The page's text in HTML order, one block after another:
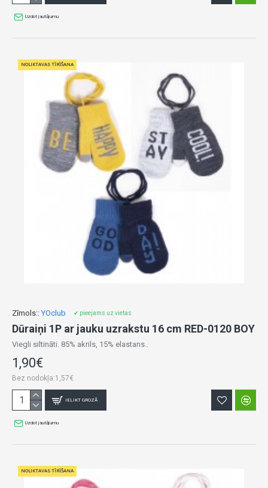
Uzdot jautājumu
NOLIKTAVAS TĪRĪŠANA
Zīmols:: YOclub ✔ pieejams uz vietas
Dūraiņi 1P ar jauku uzrakstu 16 cm RED-0120 BOY
Viegli siltināti. 85% akrils, 15% elastans..
1,90€
Bez nodokļa:1,57€
IELIKT GROZĀ
Uzdot jautājumu
NOLIKTAVAS TĪRĪŠANA